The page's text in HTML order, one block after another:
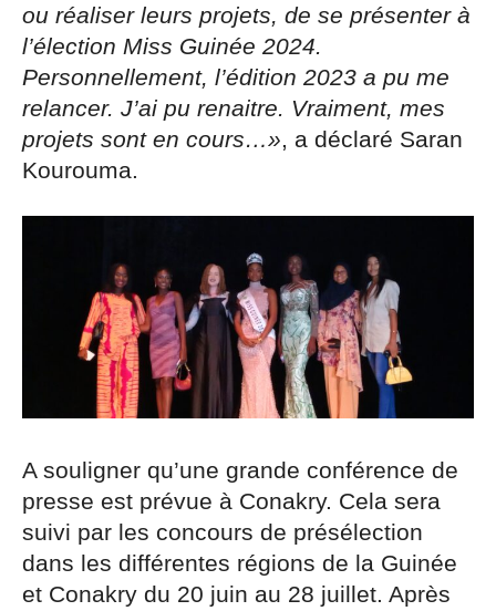
ou réaliser leurs projets, de se présenter à
l’élection Miss Guinée 2024.
Personnellement, l’édition 2023 a pu me
relancer. J’ai pu renaitre. Vraiment, mes
projets sont en cours…», a déclaré Saran
Kourouma.
A souligner qu’une grande conférence de
presse est prévue à Conakry. Cela sera
suivi par les concours de présélection
dans les différentes régions de la Guinée
et Conakry du 20 juin au 28 juillet. Après